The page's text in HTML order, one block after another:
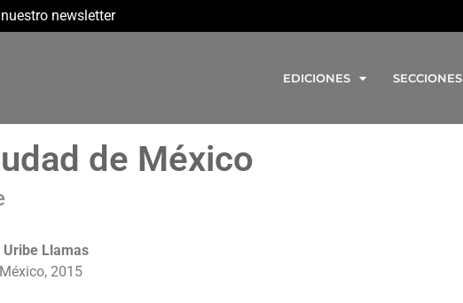
newsletter
EDICIONES SECCIONES
de México
Llamas
2015